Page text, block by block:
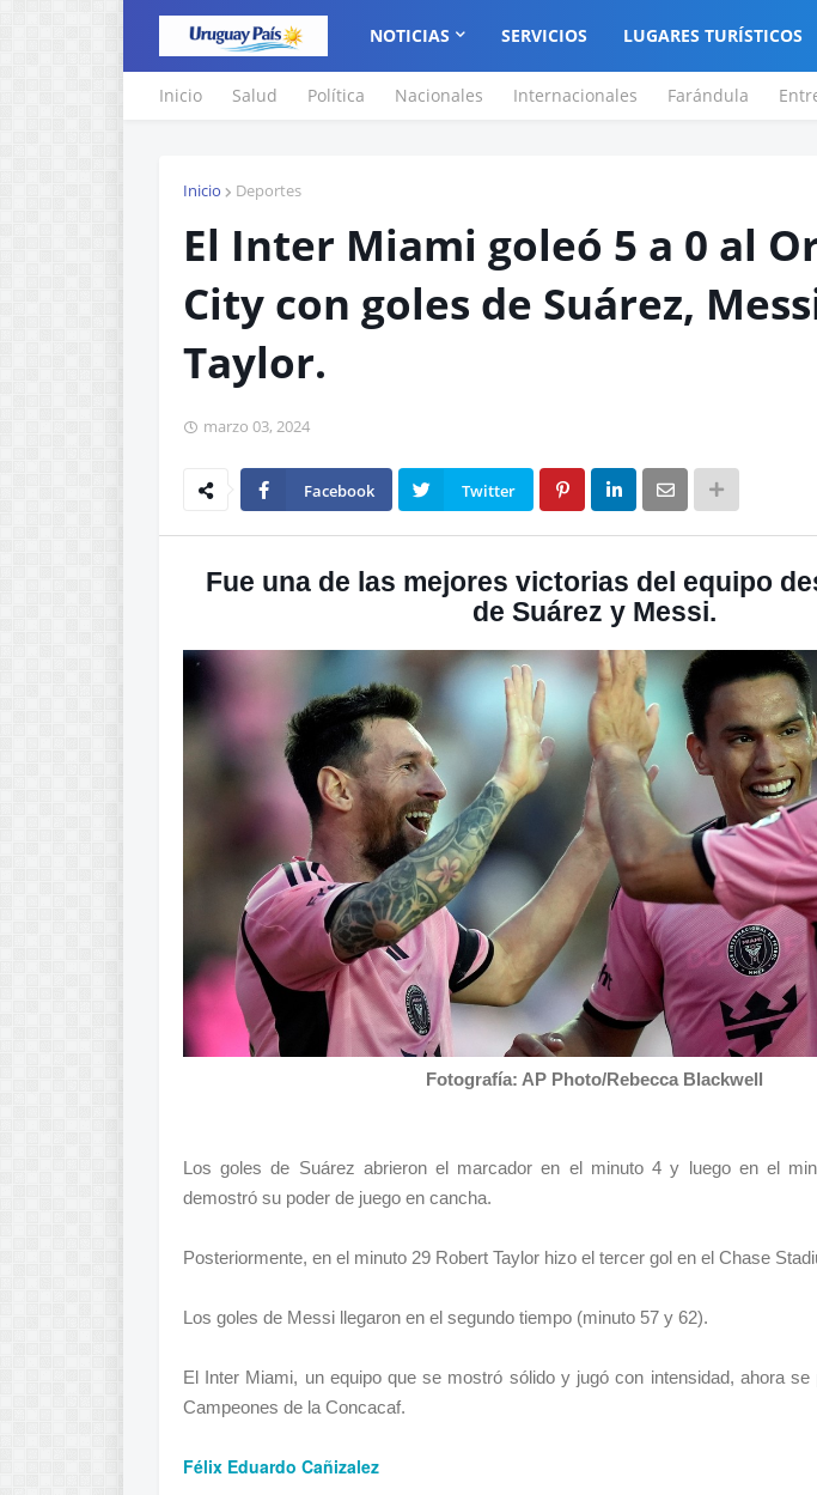
NOTICIAS SERVICIOS LUGARES TURÍSTICOS
Inicio Salud Política Nacionales Internacionales Farándula
Inicio Deportes
El Inter Miami goleó 5 a 0 al
City con goles de Suárez,
Taylor.
marzo 03, 2024
Facebook Twitter
Fue una de las mejores victorias del equipo
de Suárez y Messi.
Fotografía: AP Photo/Rebecca Blackwell
Los goles de Suárez abrieron el marcador en el minuto 4 y luego en el
demostró su poder de juego en cancha.
Posteriormente, en el minuto 29 Robert Taylor hizo el tercer gol en el Chase
Los goles de Messi llegaron en el segundo tiempo (minuto 57 y 62).
El Inter Miami, un equipo que se mostró sólido y jugó con intensidad, ahora
Campeones de la Concacaf.
Félix Eduardo Cañizalez